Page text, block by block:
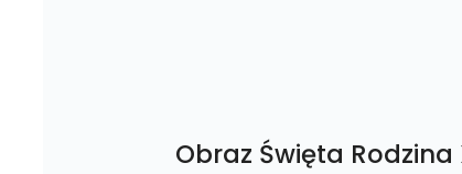
Obraz Święta Rodzina